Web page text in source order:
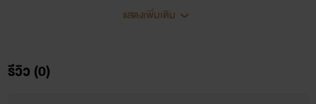
เธอเท่านั้นที่เป็นผู้ตัดสิน!!
แสดงเพิ่มเติม
รีวิว (0)